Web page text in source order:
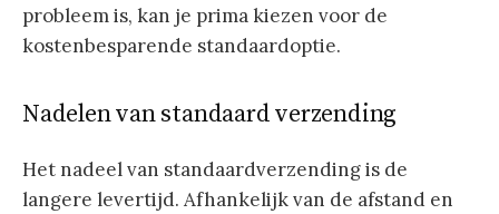
probleem is, kan je prima kiezen voor de
kostenbesparende standaardoptie.
Nadelen van standaard verzending
Het nadeel van standaardverzending is de
langere levertijd. Afhankelijk van de afstand en